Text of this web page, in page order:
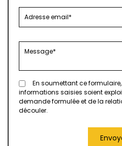
En soumettant ce
informations saisies soient
demande formulée et de la
découler.